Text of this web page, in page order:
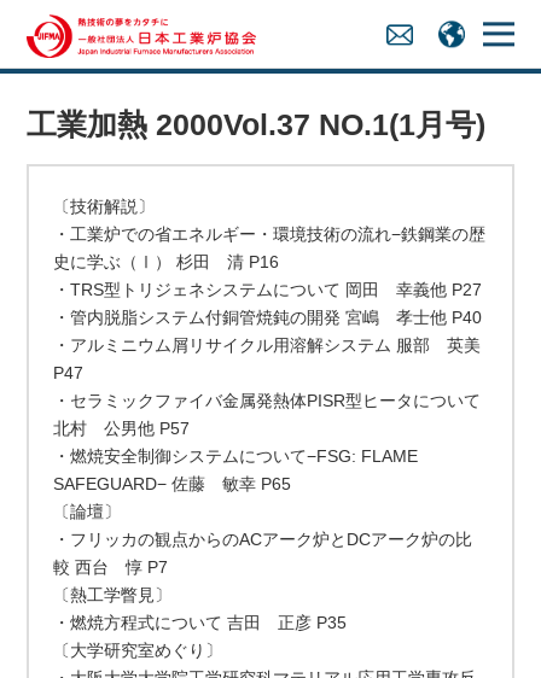
工業加熱 2000Vol.37 NO.1(1月号)
〔技術解説〕
・工業炉での省エネルギー・環境技術の流れ−鉄鋼業の歴
史に学ぶ（Ⅰ） 杉田 清 P16
・TRS型トリジェネシステムについて 岡田 幸義他 P27
・管内脱脂システム付銅管焼鈍の開発 宮嶋 孝士他 P40
・アルミニウム屑リサイクル用溶解システム 服部 英美
P47
・セラミックファイバ金属発熱体PISR型ヒータについて
北村 公男他 P57
・燃焼安全制御システムについて−FSG: FLAME
SAFEGUARD− 佐藤 敏幸 P65
〔論壇〕
・フリッカの観点からのACアーク炉とDCアーク炉の比
較 西台 惇 P7
〔熱工学瞥見〕
・燃焼方程式について 吉田 正彦 P35
〔大学研究室めぐり〕